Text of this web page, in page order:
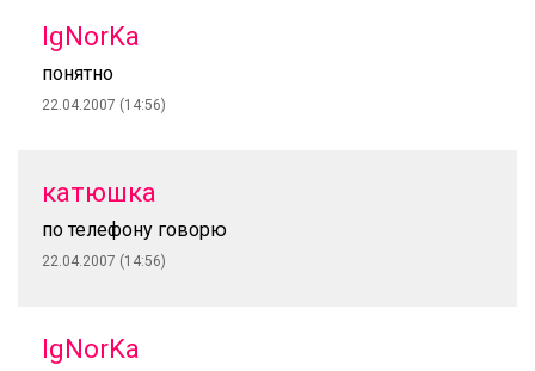
IgNorKa
понятно
22.04.2007 (14:56)
катюшка
по телефону говорю
22.04.2007 (14:56)
IgNorKa